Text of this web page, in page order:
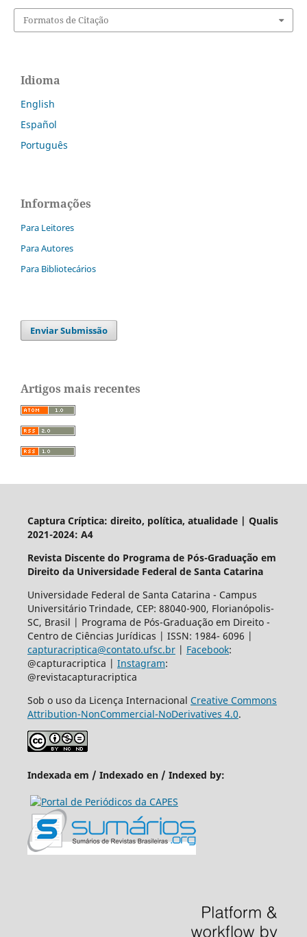
Formatos de Citação
Idioma
English
Español
Português
Informações
Para Leitores
Para Autores
Para Bibliotecários
Enviar Submissão
Artigos mais recentes
Captura Críptica: direito, política, atualidade | Qualis
2021-2024: A4
Revista Discente do Programa de Pós-Graduação em
Direito da Universidade Federal de Santa Catarina
Universidade Federal de Santa Catarina - Campus
Universitário Trindade, CEP: 88040-900, Florianópolis-
SC, Brasil | Programa de Pós-Graduação em Direito -
Centro de Ciências Jurídicas | ISSN: 1984- 6096 |
capturacriptica@contato.ufsc.br| Facebook:
@capturacriptica | Instagram:
@revistacapturacriptica
Sob o uso da Licença Internacional Creative Commons
Attribution-NonCommercial-NoDerivatives 4.0.
Indexada em / Indexado en / Indexed by: